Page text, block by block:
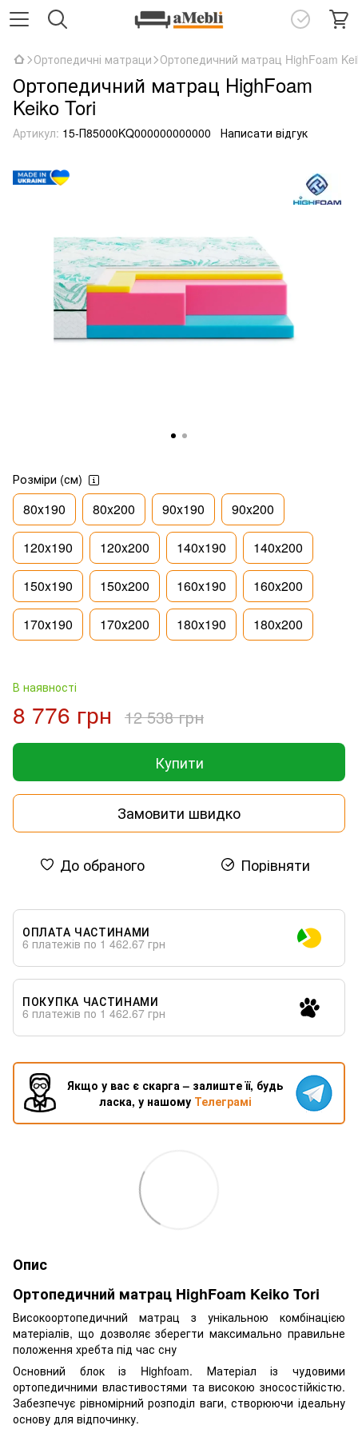
Ортопедичні матраци Ортопедичний матрац HighFoam
Ортопедичний матрац HighFoam
Keiko Tori
Артикул: 15-П85000KQ000000000000 Написати відгук
Розміри (см)
80x190 80x200 90x190 90x200
120x190 120x200 140x190 140x200
150x190 150x200 160x190 160x200
170х190 170х200 180x190 180x200
В наявності
8 776 грн 12 538 грн
Купити
Замовити швидко
До обраного Порівняти
ОПЛАТА ЧАСТИНАМИ
6 платежів по 1 462.67 грн
ПОКУПКА ЧАСТИНАМИ
6 платежів по 1 462.67 грн
Якщо у вас є скарга – залиште її, будь
ласка, у нашому Телеграмі
Опис
Ортопедичний матрац HighFoam Keiko Tori
Високоортопедичний матрац з унікальною комбінацією
матеріалів, що дозволяє зберегти максимально правильне
положення хребта під час сну
Основний блок із Highfoam. Матеріал із чудовими
ортопедичними властивостями та високою зносостійкістю.
Забезпечує рівномірний розподіл ваги, створюючи ідеальну
основу для відпочинку.